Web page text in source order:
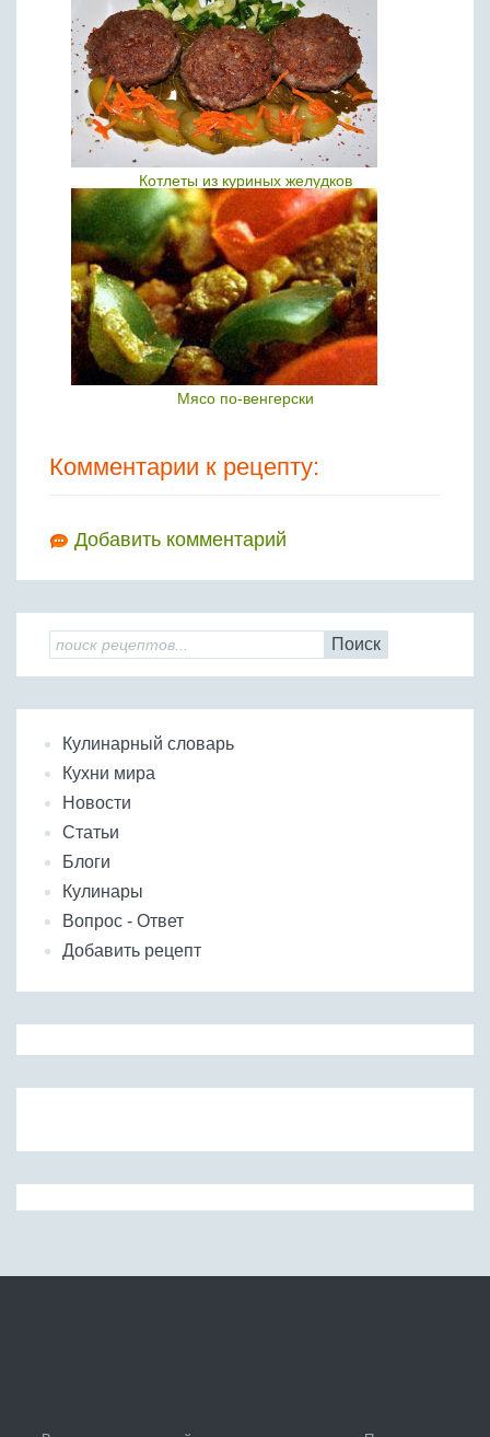
Котлеты из куриных желудков
Мясо по-венгерски
Комментарии к рецепту:
Добавить комментарий
Поиск
Кулинарный словарь
Кухни мира
Новости
Статьи
Блоги
Кулинары
Вопрос - Ответ
Добавить рецепт